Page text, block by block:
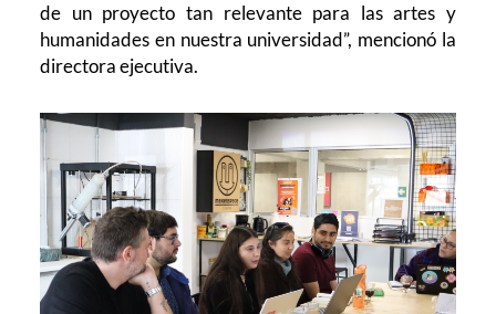
de un proyecto tan relevante para las artes y
humanidades en nuestra universidad”, mencionó la
directora ejecutiva.